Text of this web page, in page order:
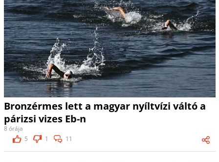
Bronzérmes lett a magyar nyíltvízi váltó a
párizsi vizes Eb-n
8 órája
5
1 11